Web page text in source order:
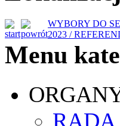
WYBORY DO
2023 /
Menu